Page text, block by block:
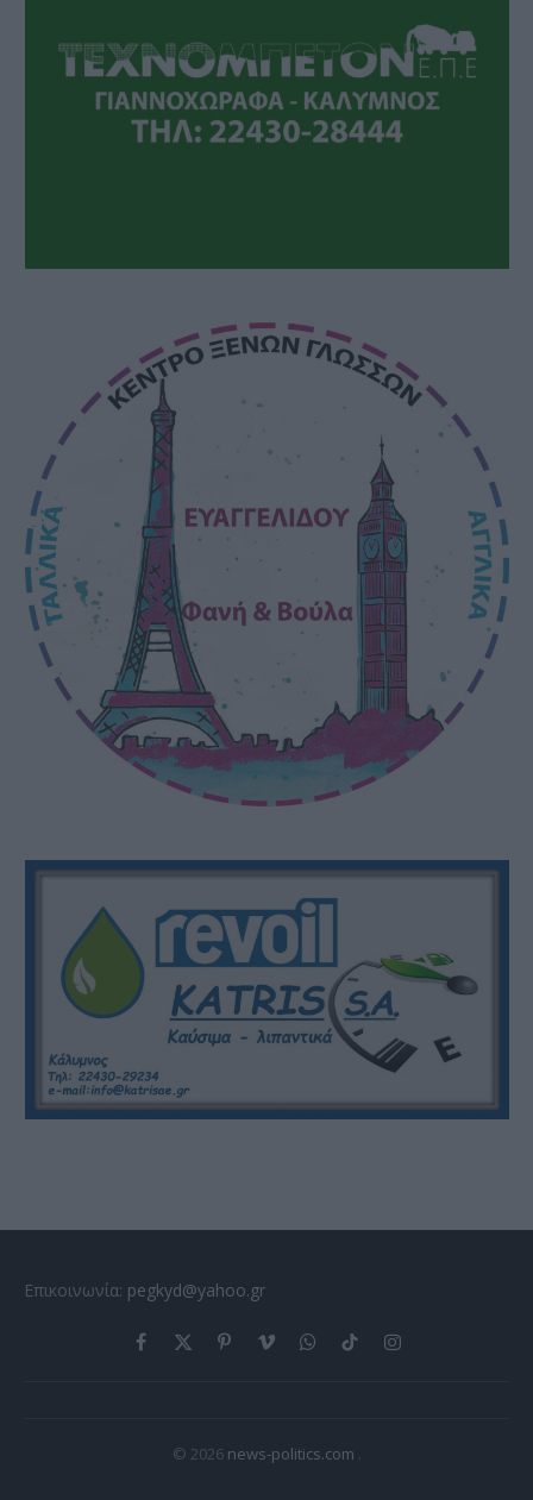
Επικοινωνία: pegkyd@yahoo.gr
Facebook
X
PinterestVimeoWhatsApp
TikTokInstagram
© 2026 news-politics.com .